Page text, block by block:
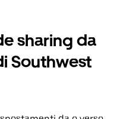
sharing da
Southwest